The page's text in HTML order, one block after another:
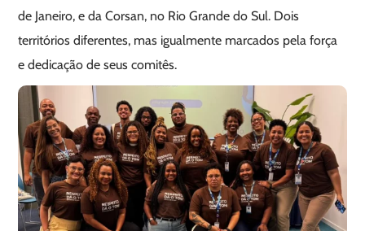
de Janeiro, e da Corsan, no Rio Grande do Sul. Dois
territórios diferentes, mas igualmente marcados pela força
e dedicação de seus comitês.